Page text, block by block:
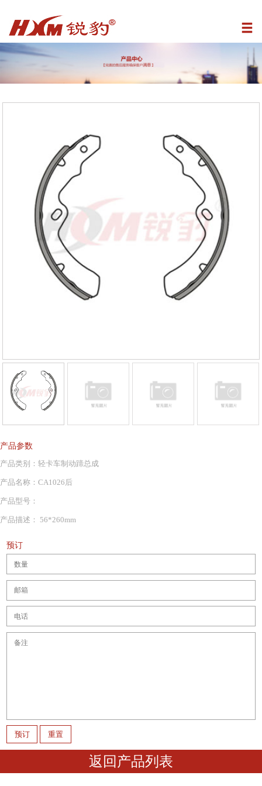
产品参数
产品类别：轻卡车制动蹄总成
产品名称：CA1026后
产品型号：
产品描述： 56*260mm
预订
返回产品列表